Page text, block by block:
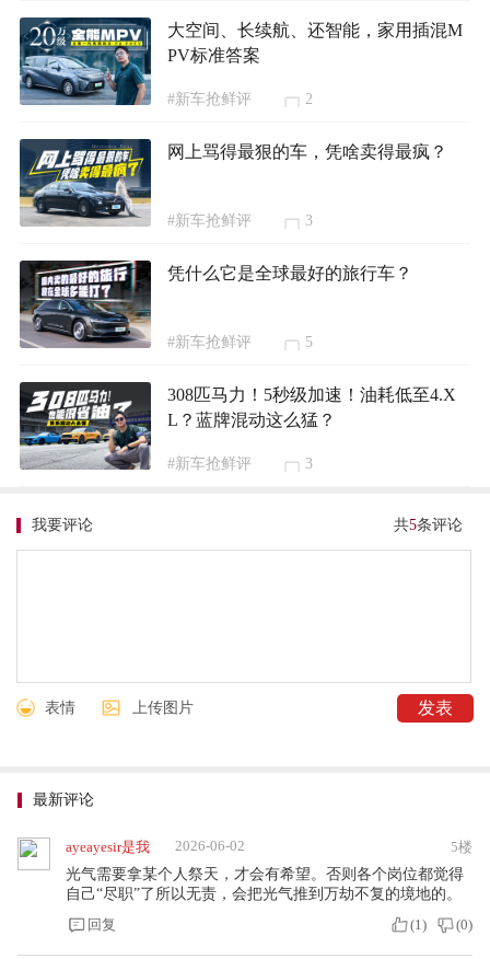
大空间、长续航、还智能，家用插混M
PV标准答案
#新车抢鲜评 2
网上骂得最狠的车，凭啥卖得最疯？
#新车抢鲜评 3
凭什么它是全球最好的旅行车？
#新车抢鲜评 5
308匹马力！5秒级加速！油耗低至4.X
L？蓝牌混动这么猛？
#新车抢鲜评 3
共5条评论
我要评论
表情 上传图片
最新评论
ayeayesir是我 2026-06-02
5楼
光气需要拿某个人祭天，才会有希望。否则各个岗位都觉得
自己“尽职”了所以无责，会把光气推到万劫不复的境地的。
回复
(1 ) (0)